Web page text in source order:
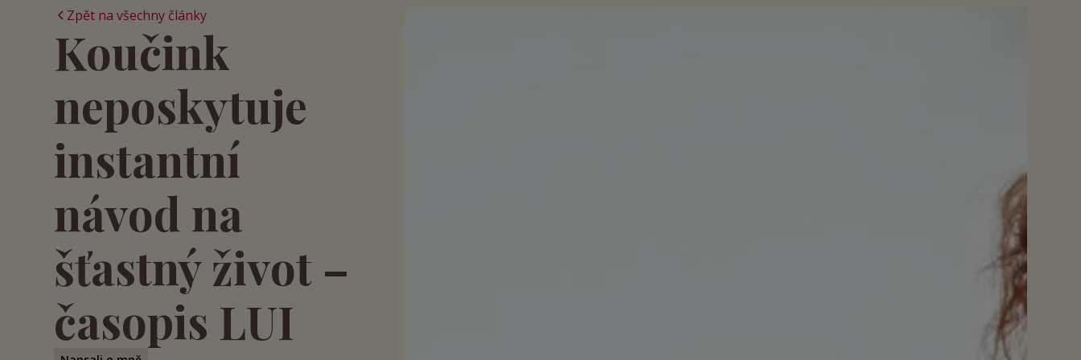
Zpět na všechny články
Koučink
neposkytuje
instantní
návod na
šťastný život –
časopis LUI